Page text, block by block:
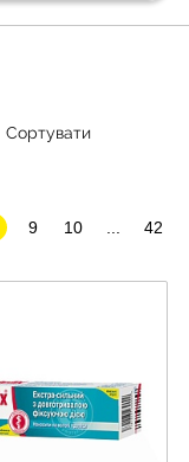
Сортувати
9 10 42